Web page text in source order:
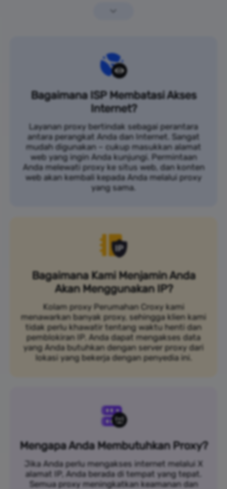
Bagaimana ISP Membatasi Akses
Internet?
Layanan proxy bertindak sebagai perantara
antara perangkat Anda dan Internet. Sangat
mudah digunakan – cukup masukkan alamat
web yang ingin Anda kunjungi. Permintaan
Anda melewati proxy ke situs web, dan konten
web akan kembali kepada Anda melalui proxy
yang sama.
Bagaimana Kami Menjamin Anda
Akan Menggunakan IP?
Kolam proxy Perumahan Croxy kami
menawarkan banyak proxy, sehingga klien kami
tidak perlu khawatir tentang waktu henti dan
pemblokiran IP. Anda dapat mengakses data
yang Anda butuhkan dengan server proxy dari
lokasi yang bekerja dengan penyedia ini.
Mengapa Anda Membutuhkan Proxy?
Jika Anda perlu mengakses internet melalui X
alamat IP, Anda berada di tempat yang tepat.
Semua proxy meningkatkan keamanan dan